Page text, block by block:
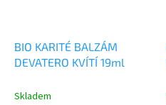
BIO KARITÉ BALZÁM
DEVATERO KVÍTÍ 19ml
Skladem